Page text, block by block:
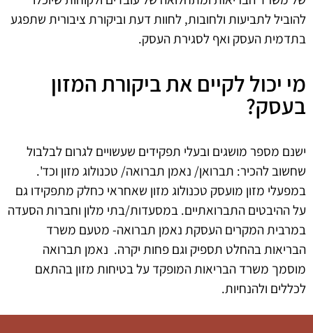
להוביל לתביעות ולחובות, לחוות דעת וביקורת ציבורית שתפגע
בתדמית העסק ואף לסגירת העסק.
מי יכול לקיים את ביקורת המזון
בעסק?
ישנם מספר מושגים ובעלי תפקידים שעשויים לגרום לבלבול
שחשוב להכיר: תברואן/ נאמן תברואה/ טכנולוג מזון וכד'.
במפעלי מזון מועסק טכנולוג מזון שאחראי כחלק מתפקידו גם
על ההיבטים התברואתיים. במסעדות/בתי מלון וחברות הסעדה
במרבית המקרים העסקת נאמן תברואה- מטעם משרד
הבריאות בהחלט תספיק וגם פחות יקרה. נאמן תברואה
מוסמך משרד הבריאות המופקד על בטיחות מזון בהתאם
לכללים ולהנחיות.